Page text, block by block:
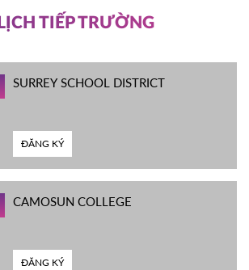
LỊCH TIẾP TRƯỜNG
SURREY SCHOOL DISTRICT
ĐĂNG KÝ
CAMOSUN COLLEGE
ĐĂNG KÝ